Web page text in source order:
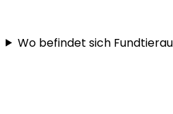
Wo befindet sich